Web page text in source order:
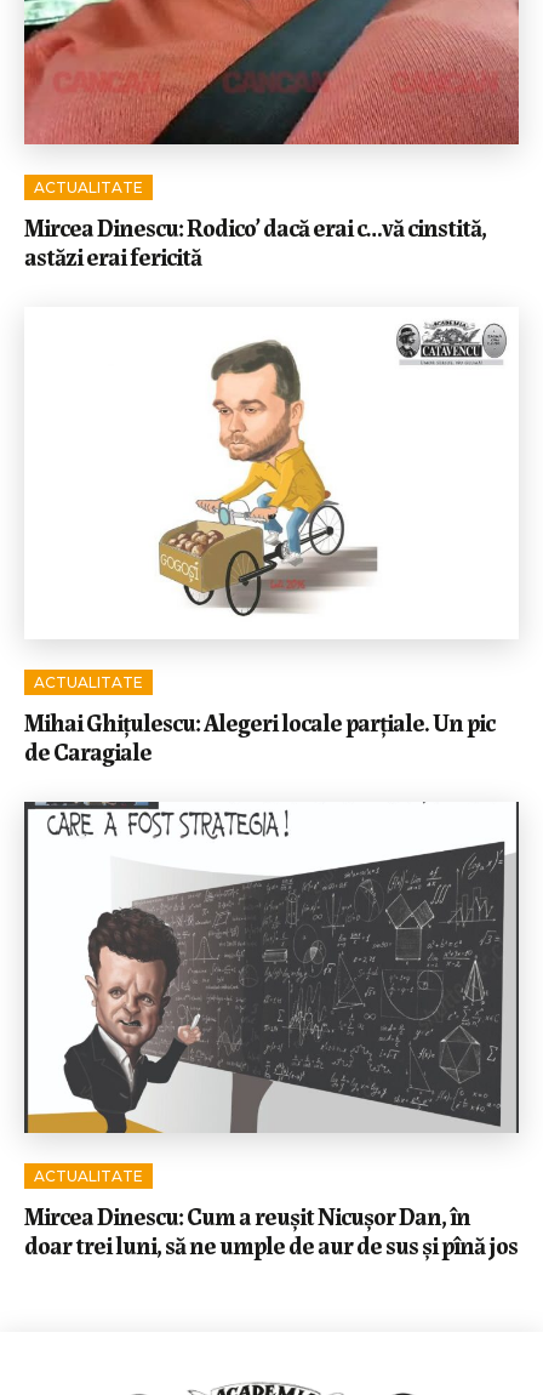
ACTUALITATE
Mircea Dinescu: Rodico’ dacă erai c…vă cinstită,
astăzi erai fericită
ACTUALITATE
Mihai Ghițulescu: Alegeri locale parțiale. Un pic
de Caragiale
ACTUALITATE
Mircea Dinescu: Cum a reușit Nicușor Dan, în
doar trei luni, să ne umple de aur de sus și pînă jos